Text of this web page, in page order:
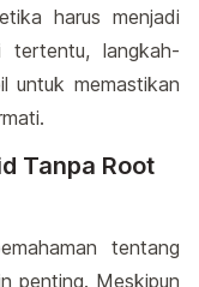
harus menjadi
tertentu, langkah-
untuk memastikan
Tanpa Root
tentang
penting. Meskipun